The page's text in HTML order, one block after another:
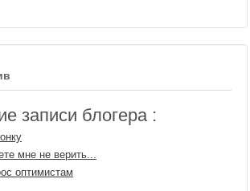
записи блогера :
мне не верить...
оптимистам